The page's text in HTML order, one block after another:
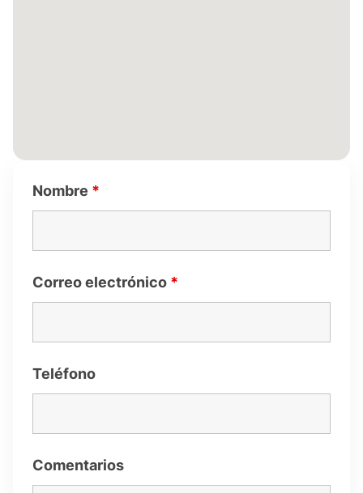
Nombre *
Correo electrónico *
Teléfono
Comentarios